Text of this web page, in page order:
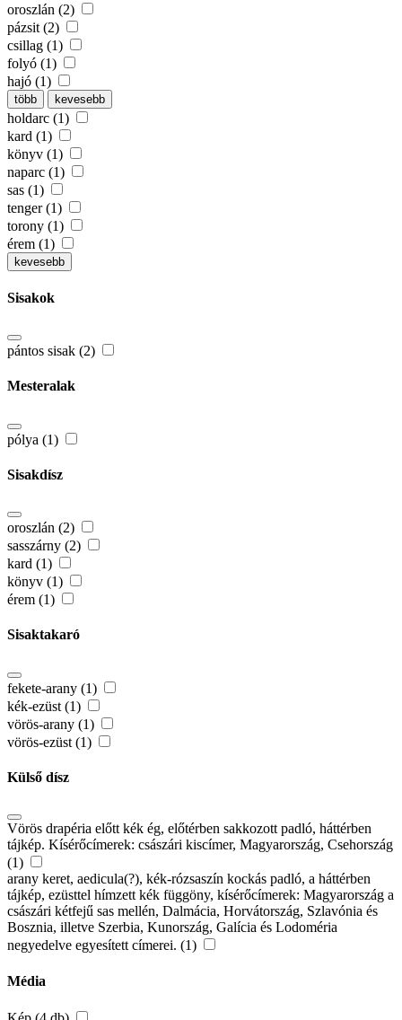
oroszlán (2)
pázsit (2)
csillag (1)
folyó (1)
hajó (1)
több kevesebb
holdarc (1)
kard (1)
könyv (1)
naparc (1)
sas (1)
tenger (1)
torony (1)
érem (1)
kevesebb
Sisakok
pántos sisak (2)
Mesteralak
pólya (1)
Sisakdísz
oroszlán (2)
sasszárny (2)
kard (1)
könyv (1)
érem (1)
Sisaktakaró
fekete-arany (1)
kék-ezüst (1)
vörös-arany (1)
vörös-ezüst (1)
Külső dísz
Vörös drapéria előtt kék ég, előtérben sakkozott padló, háttérben
tájkép. Kísérőcímerek: császári kiscímer, Magyarország, Csehország
(1)
arany keret, aedicula(?), kék-rózsaszín kockás padló, a háttérben
tájkép, ezüsttel hímzett kék függöny, kísérőcímerek: Magyarország a
császári kétfejű sas mellén, Dalmácia, Horvátország, Szlavónia és
Bosznia, illetve Szerbia, Kunország, Galícia és Lodoméria
negyedelve egyesített címerei. (1)
Média